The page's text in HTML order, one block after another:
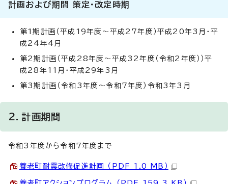
計画および期間 策定・改定時期
第1期計画（平成19年度～平成27年度）平成20年3月・平
成24年4月
第2期計画（平成28年度～平成32年度（令和2年度））平
成28年11月・平成29年3月
第3期計画（令和3年度～令和7年度）令和3年3月
2．計画期間
令和3年度から令和7年度まで
養老町耐震改修促進計画 （PDF 1.0 MB）